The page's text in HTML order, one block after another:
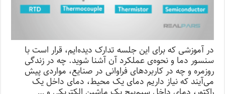
در آموزشی که برای این جلسه تدارک دیده‌ایم، قرار است با
سنسور دما و نحوه‌ی عملکرد آن آشنا شوید. چه در زندگی
روزمره و چه در کاربردهای فراوانی در صنایع، مواردی پیش
می‌آیند که نیاز داریم دمای یک محیط، دمای داخل یک